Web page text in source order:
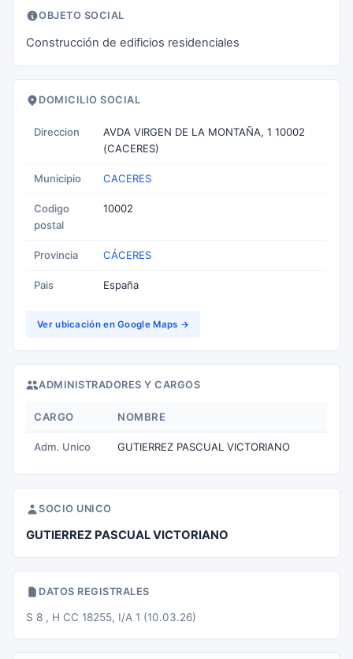
OBJETO SOCIAL
Construcción de edificios residenciales
DOMICILIO SOCIAL
Direccion
AVDA VIRGEN DE LA MONTAÑA, 1 10002
(CACERES)
Municipio CACERES
Codigo
postal
10002
Provincia CÁCERES
Pais España
Ver ubicación en Google Maps →
ADMINISTRADORES Y CARGOS
CARGO NOMBRE
Adm. Unico GUTIERREZ PASCUAL VICTORIANO
SOCIO UNICO
GUTIERREZ PASCUAL VICTORIANO
DATOS REGISTRALES
S 8 , H CC 18255, I/A 1 (10.03.26)